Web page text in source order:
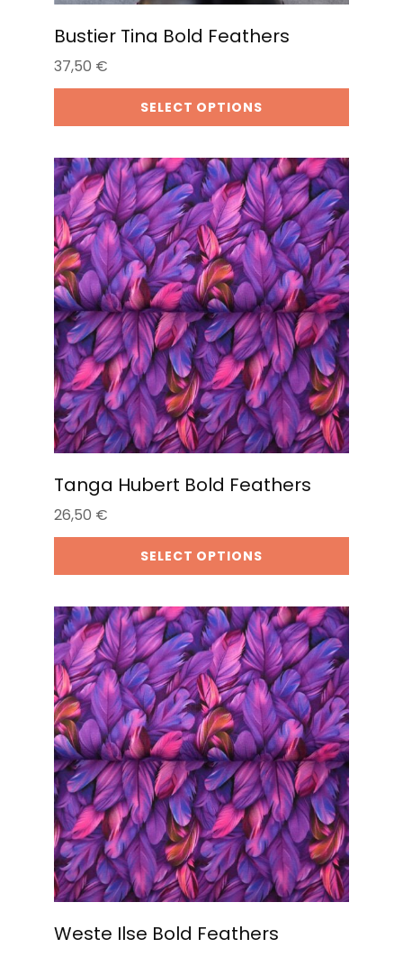
Bustier Tina Bold Feathers
37,50 €
SELECT OPTIONS
Tanga Hubert Bold Feathers
26,50 €
SELECT OPTIONS
Weste Ilse Bold Feathers